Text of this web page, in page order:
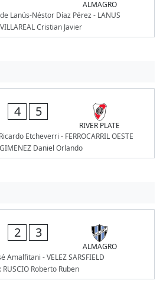
ALMAGRO
Lanús-Néstor Díaz Pérez - LANUS
VILLAREAL Cristian Javier
4 5
RIVER PLATE
Etcheverri - FERROCARRIL OESTE
GIMENEZ Daniel Orlando
2 3
ALMAGRO
Amalfitani - VELEZ SARSFIELD
RUSCIO Roberto Ruben